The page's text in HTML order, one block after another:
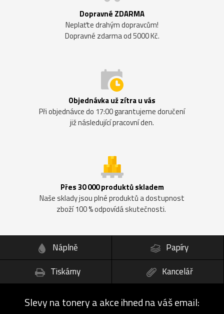
Dopravné ZDARMA
Neplaťte drahým dopravcům!
Dopravné zdarma od 5000 Kč.
Objednávka už zítra u vás
Při objednávce do 17:00 garantujeme doručení
již následující pracovní den.
Přes 30 000 produktů skladem
Naše sklady jsou plné produktů a dostupnost
zboží 100 % odpovídá skutečnosti.
Náplně
Papíry
Tiskárny
Kancelář
Slevy na tonery a akce ihned na váš email: